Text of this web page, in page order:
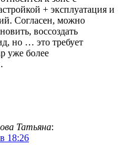
+ эксплуатация и
Согласен, можно
воссоздать
но … это требует
уже более
Татьяна:
18:26